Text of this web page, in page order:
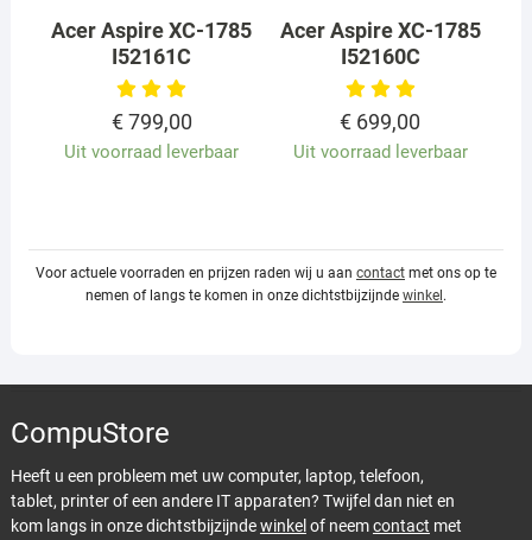
Acer Aspire XC-1785
I52161C
€799,00
Uit voorraad leverbaar
Acer Aspire XC-1785
I52160C
€ 699,00
Uit voorraad leverbaar
Voor actuele voorraden en prijzen raden wij u aan contactmet ons op te
nemen of langs te komen in onze dichtstbijzijnde winkel.
CompuStore
Heeft u een probleem met uw computer, laptop, telefoon,
tablet, printer of een andere IT apparaten? Twijfel dan niet en
kom langs in onze dichtstbijzijndewinkelof neemcontact met